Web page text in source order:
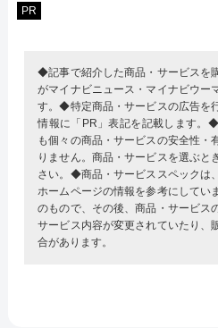
PR
◆記事で紹介した商品・サービスを
がマイナビニュース・マイナビウー
す。◆特定商品・サービスの広告を
情報に「PR」表記を記載します。
も個々の商品・サービスの安全性・
りません。商品・サービスを選ぶと
さい。◆商品・サービススペックは
ホームページの情報を参考にして
のもので、その後、商品・サービス
サービス内容が変更されていたり、
合があります。